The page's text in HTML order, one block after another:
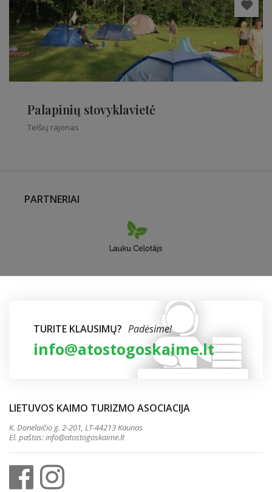
Palapinių stovyklavietė
Telšių rajonas
PARTNERIAI
TURITE KLAUSIMŲ? Padėsime!
info@atostogoskaime.lt
LIETUVOS KAIMO TURIZMO ASOCIACIJA
K. Donelaičio g. 2-201, LT-44213 Kaunas
El. paštas:info@atostogoskaime.lt